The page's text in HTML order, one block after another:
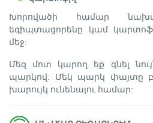
Խորովածի համար
եգիպտացորենը կամ
մեջ:
Մեզ մոտ կարող եք գնել
պարկով: Մեկ պարկ փայտը
խարույկ ունենալու համար: